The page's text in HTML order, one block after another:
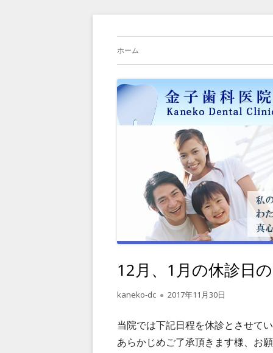
金子歯科医院の院長
メ
イ
ン
メ
ホーム
12月、1月の休診日
作
者
kaneko-dc
公
日
2017年11月30日
当院では下記日程を休診とさせてい
あらかじめご了承頂きます様、お願